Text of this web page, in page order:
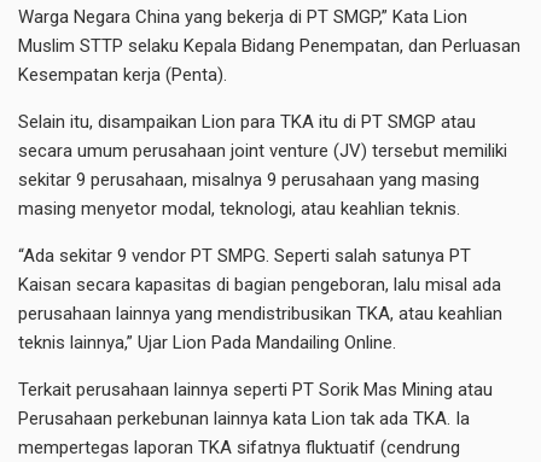
Warga Negara China yang bekerja di PT SMGP,” Kata Lion
Muslim STTP selaku Kepala Bidang Penempatan, dan Perluasan
Kesempatan kerja (Penta).
Selain itu, disampaikan Lion para TKA itu di PT SMGP atau
secara umum perusahaan joint venture (JV) tersebut memiliki
sekitar 9 perusahaan, misalnya 9 perusahaan yang masing
masing menyetor modal, teknologi, atau keahlian teknis.
“Ada sekitar 9 vendor PT SMPG. Seperti salah satunya PT
Kaisan secara kapasitas di bagian pengeboran, lalu misal ada
perusahaan lainnya yang mendistribusikan TKA, atau keahlian
teknis lainnya,” Ujar Lion Pada Mandailing Online.
Terkait perusahaan lainnya seperti PT Sorik Mas Mining atau
Perusahaan perkebunan lainnya kata Lion tak ada TKA. Ia
mempertegas laporan TKA sifatnya fluktuatif (cendrung